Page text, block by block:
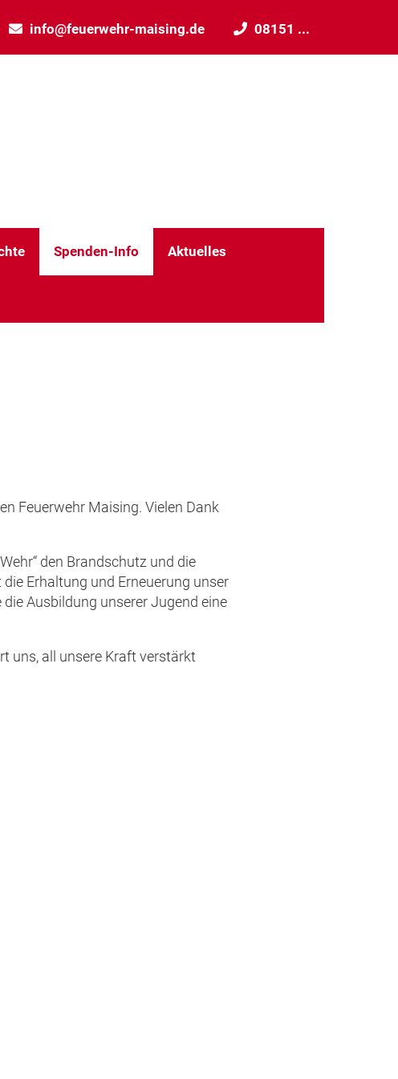
info@feuerwehr-maising.de 08151 ...
Spenden-Info Aktuelles
Feuerwehr Maising. Vielen Dank
den Brandschutz und die
Erhaltung und Erneuerung unser
Ausbildung unserer Jugend eine
uns, all unsere Kraft verstärkt